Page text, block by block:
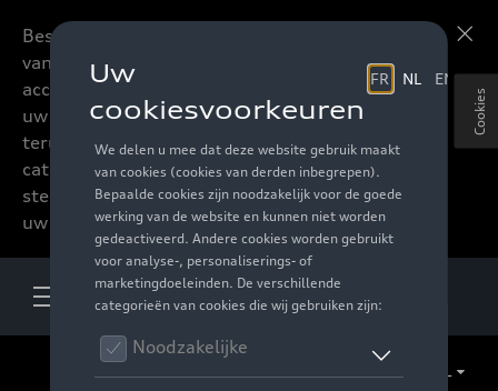
Beste accessoires-lovers,
vanaf nu kan u het hele
accessoire assortiment van
uw favoriete merk
terugvinden in de online
catalogus. Deze kunnen
steeds besteld worden via
uw verdeler.
Cookies